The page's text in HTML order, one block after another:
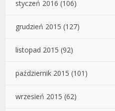
styczeń 2016 (106)
grudzień 2015 (127)
listopad 2015 (92)
październik 2015 (101)
wrzesień 2015 (62)